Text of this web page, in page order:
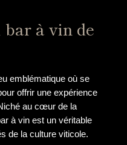
à vin de
emblématique où se
offrir une expérience
au cœur de la
à vin est un véritable
de la culture viticole.